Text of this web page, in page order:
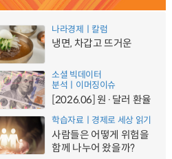
나라경제ㅣ칼럼
냉면, 차갑고 뜨거운
소셜 빅데이터
분석ㅣ이머징이슈
[2026.06] 원·달러 환율
학습자료ㅣ경제로 세상 읽기
사람들은 어떻게 위험을
함께 나누어 왔을까?